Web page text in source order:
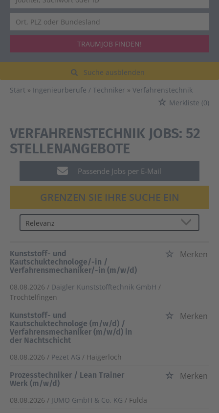
TRAUMJOB FINDEN!
Suche ausblenden
Start
Ingenieurberufe / Techniker
Verfahrenstechnik
Merkliste (0)
VERFAHRENSTECHNIK JOBS: 52
STELLENANGEBOTE
Passende Jobs per E-Mail
GRENZEN SIE IHRE SUCHE EIN
Kunststoff- und
Kautschuktechnologe/-in /
Verfahrensmechaniker/-in (m/w/d)
Merken
08.08.2026 / Daigler Kunststofftechnik GmbH /
Trochtelfingen
Kunststoff- und
Kautschuktechnologe (m/w/d) /
Verfahrensmechaniker (m/w/d) in
der Nachtschicht
Merken
08.08.2026 / Pezet AG / Haigerloch
Prozesstechniker / Lean Trainer
Werk (m/w/d)
Merken
08.08.2026 / JUMO GmbH & Co. KG / Fulda